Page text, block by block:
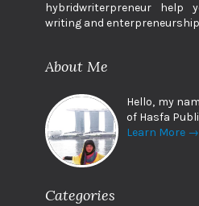
hybridwriterpreneur help
writing and
About Me
Hello, my
of Hasfa
Learn More →
Categories